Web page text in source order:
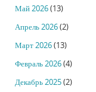
Май 2026(13)
Апрель 2026(2)
Март 2026(13)
Февраль 2026(4)
Декабрь 2025(2)